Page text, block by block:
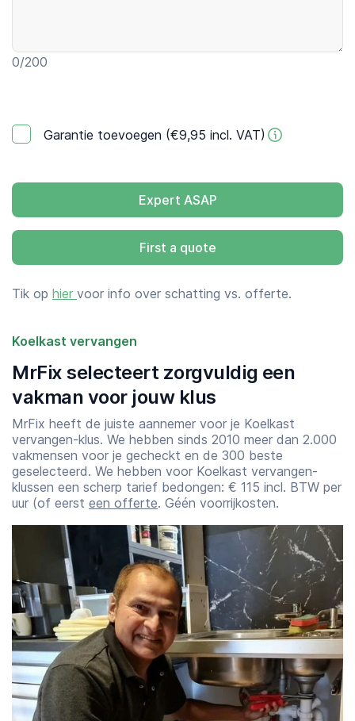
0/200
Garantie toevoegen (€9,95 incl. VAT)
Expert ASAP
First a quote
Tik op hier voor info over schatting vs. offerte.
Koelkast vervangen
MrFix selecteert zorgvuldig een
vakman voor jouw klus
MrFix heeft de juiste aannemer voor je Koelkast
vervangen-klus. We hebben sinds 2010 meer dan 2.000
vakmensen voor je gecheckt en de 300 beste
geselecteerd. We hebben voor Koelkast vervangen-
klussen een scherp tarief bedongen: € 115 incl. BTW per
uur (of eerst een offerte. Géén voorrijkosten.